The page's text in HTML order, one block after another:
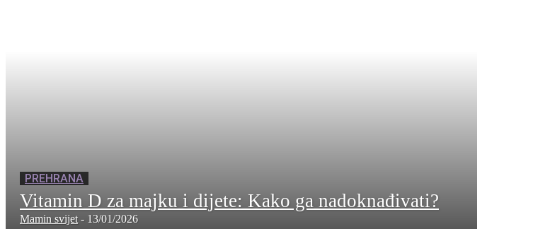
PREHRANA
Vitamin D za majku i dijete: Kako ga nadoknađivati?
Mamin svijet - 13/01/2026